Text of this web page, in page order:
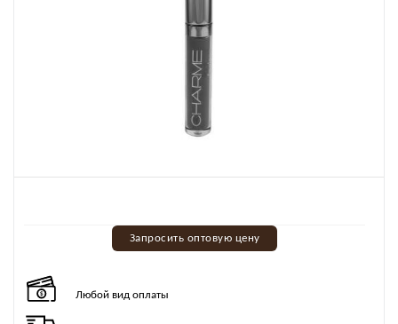
Запросить оптовую цену
Любой вид оплаты